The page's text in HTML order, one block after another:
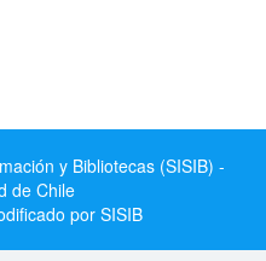
y Bibliotecas (SISIB) -
de Chile
por SISIB